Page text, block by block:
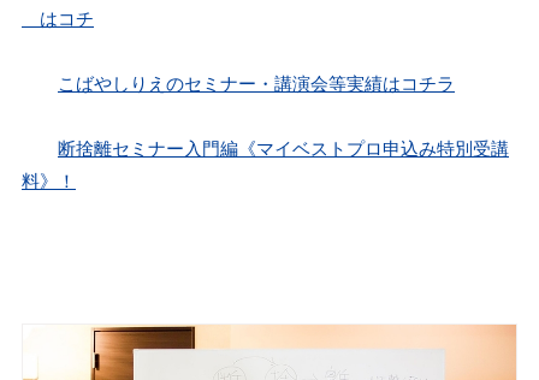
はコチ
こばやしりえのセミナー・講演会等実績はコチラ
断捨離セミナー入門編《マイベストプロ申込み特別受講
料》！